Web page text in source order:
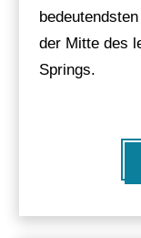
der Mitte des
Springs.